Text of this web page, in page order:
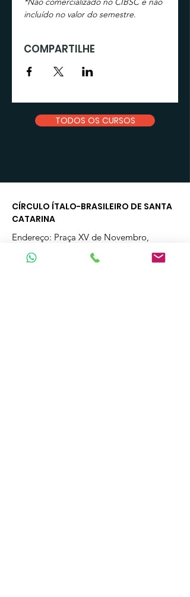
incluído no valor do semestre.
COMPARTILHE
TODOS OS CURSOS
CÍRCULO ÍTALO-BRASILEIRO DE SANTA
CATARINA
Endereço: Praça XV de Novembro,
340. Florianópolis/SC - CEP